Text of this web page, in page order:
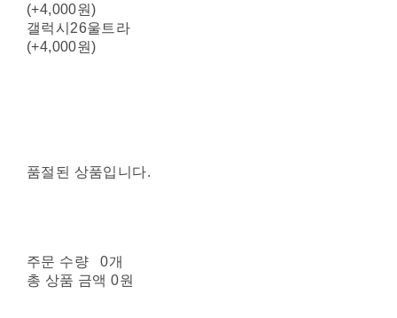
(+4,000원)
갤럭시26울트라
(+4,000원)
품절된 상품입니다.
주문 수량
0개
총 상품 금액 0원